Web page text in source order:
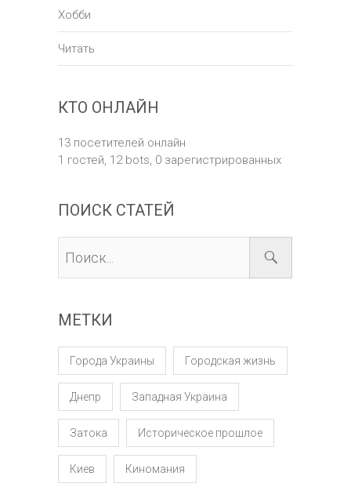
Хобби
Читать
КТО ОНЛАЙН
13 посетителей онлайн
1 гостей, 12 bots, 0 зарегистрированных
ПОИСК СТАТЕЙ
МЕТКИ
Города Украины Городская жизнь
Днепр Западная Украина
Затока Историческое прошлое
Киев Киномания